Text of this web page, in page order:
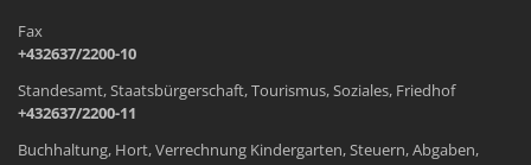
Fax
+432637/2200-10
Standesamt, Staatsbürgerschaft, Tourismus, Soziales, Friedhof
+432637/2200-11
Buchhaltung, Hort, Verrechnung Kindergarten, Steuern, Abgaben,